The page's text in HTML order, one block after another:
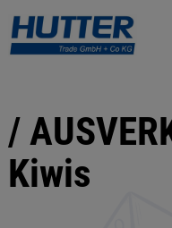
/
Kiwis